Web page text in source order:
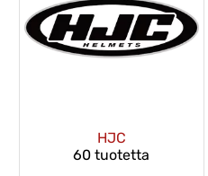
HJC
60 tuotetta